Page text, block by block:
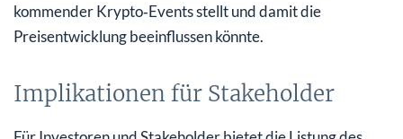
kommender Krypto‑Events stellt und damit die
Preisentwicklung beeinflussen könnte.
Implikationen für Stakeholder